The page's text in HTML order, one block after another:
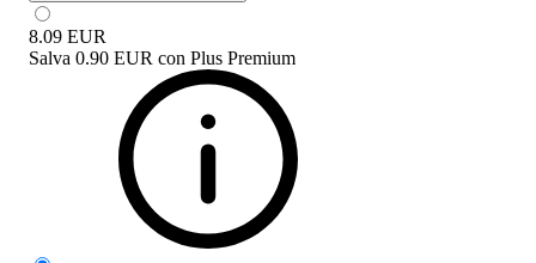
8.09 EUR
Salva 0.90 EUR con Plus Premium